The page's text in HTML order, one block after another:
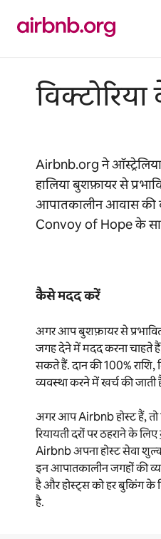
छोड़कर
सीधा
Airbnb.org ने ऑस्ट्रेलिया
हालिया बुशफ़ायर से
आपातकालीन आवास की
Convoy of Hope के साथ
कैसे मदद करें
अगर आप बुशफ़ायर से
जगह देने में मदद करना चाहते
सकते हैं. दान की 100%
व्यवस्था करने में खर्च की जाती
अगर आप Airbnb होस्ट हैं, तो
रियायती दरों पर ठहराने के लिए
Airbnb अपना होस्ट सेवा
इन आपातकालीन जगहों की
है और होस्ट्स को हर बुकिंग के
है.